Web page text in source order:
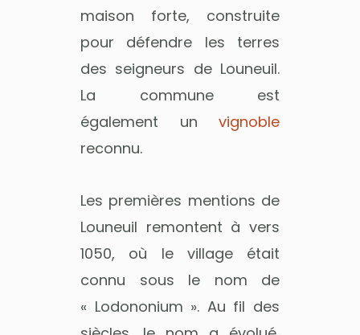
maison forte, construite
pour défendre les terres
des seigneurs de Louneuil.
La commune est
également un vignoble
reconnu.
Les premières mentions de
Louneuil remontent à vers
1050, où le village était
connu sous le nom de
« Lodononium ». Au fil des